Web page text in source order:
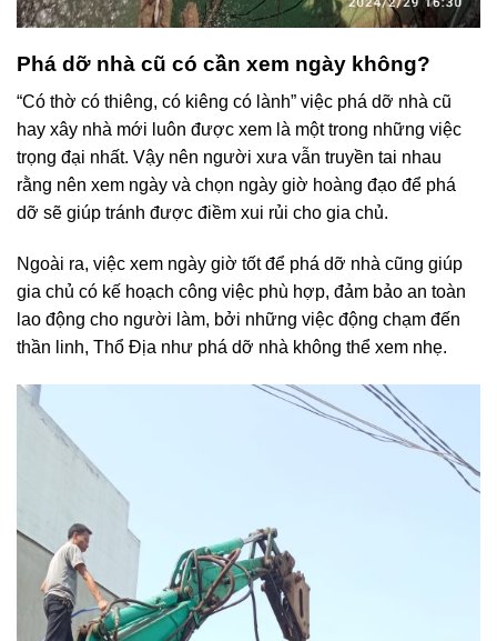
Phá dỡ nhà cũ có cần xem ngày không?
“Có thờ có thiêng, có kiêng có lành” việc phá dỡ nhà cũ
hay xây nhà mới luôn được xem là một trong những việc
trọng đại nhất. Vậy nên người xưa vẫn truyền tai nhau
rằng nên xem ngày và chọn ngày giờ hoàng đạo để phá
dỡ sẽ giúp tránh được điềm xui rủi cho gia chủ.
Ngoài ra, việc xem ngày giờ tốt để phá dỡ nhà cũng giúp
gia chủ có kế hoạch công việc phù hợp, đảm bảo an toàn
lao động cho người làm, bởi những việc động chạm đến
thần linh, Thổ Địa như phá dỡ nhà không thể xem nhẹ.